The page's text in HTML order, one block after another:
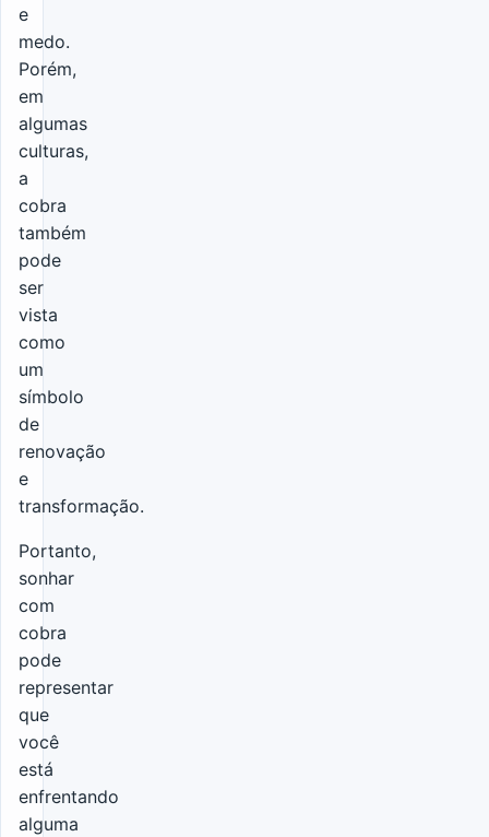
e
medo.
Porém,
em
algumas
culturas,
a
cobra
também
pode
ser
vista
como
um
símbolo
de
renovação
e
transformação.
Portanto,
sonhar
com
cobra
pode
representar
que
você
está
enfrentando
alguma